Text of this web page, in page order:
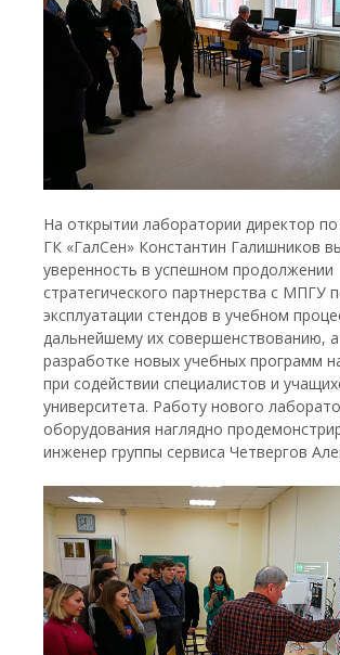
На открытии лаборатории директор по
ГК «ГалСен» Константин Галишников
уверенность в успешном продолжении
стратегического партнерства с МПГУ
эксплуатации стендов в учебном
дальнейшему их совершенствованию,
разработке новых учебных программ
при содействии специалистов и
университета. Работу нового
оборудования наглядно
инженер группы сервиса Четвергов